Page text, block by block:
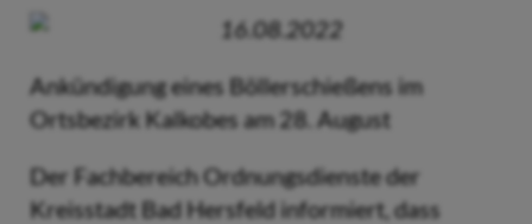
16.08.2022
Ankündigung eines Böllerschießens im
Ortsbezirk Kalkobes am 28. August
Der Fachbereich Ordnungsdienste der
Kreisstadt Bad Hersfeld informiert, dass